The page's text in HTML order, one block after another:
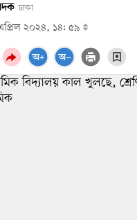
ঢাকা
২০২৪, ১৪: ৫৯